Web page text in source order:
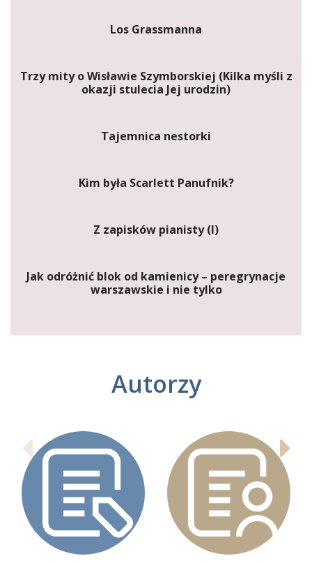
Los Grassmanna
Trzy mity o Wisławie Szymborskiej (Kilka myśli z
okazji stulecia Jej urodzin)
Tajemnica nestorki
Kim była Scarlett Panufnik?
Z zapisków pianisty (I)
Jak odróżnić blok od kamienicy – peregrynacje
warszawskie i nie tylko
Autorzy